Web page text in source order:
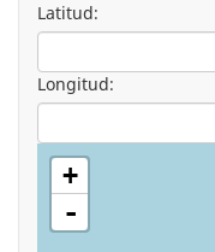
Latitud:
Longitud:
+
-